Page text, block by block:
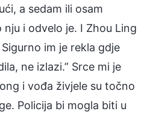
a sedam ili osam
i odvelo je. I Zhou Ling
im je rekla gdje
ne izlazi.” Srce mi je
i vođa živjele su točno
Policija bi mogla biti u